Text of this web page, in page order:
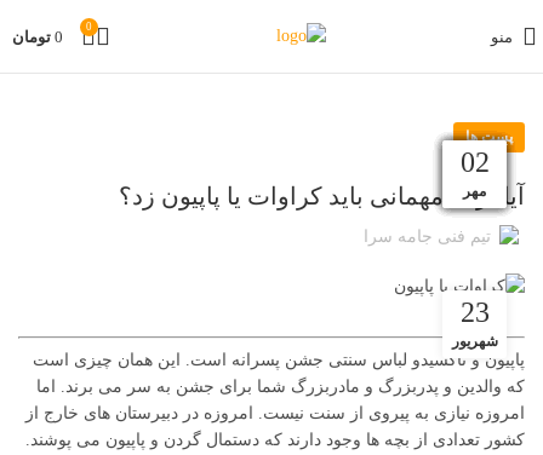
منو
0
0 تومان
پست ها
آیا برای مهمانی باید کراوات یا پاپیون زد؟
تیم فنی جامه سرا
23
شهریور
پاپیون و تاکسیدو لباس سنتی جشن پسرانه است. این همان چیزی است
که والدین و پدربزرگ و مادربزرگ شما برای جشن به سر می برند. اما
امروزه نیازی به پیروی از سنت نیست. امروزه در دبیرستان های خارج از
کشور تعدادی از بچه ها وجود دارند که دستمال گردن و پاپیون می پوشند.
30
مهر
02
بهمن
15
اسفند
24
فروردین
13
آبان
13
آبان
11
آبان
05
آبان
16
مهر
14
مهر
10
مهر
02
مهر